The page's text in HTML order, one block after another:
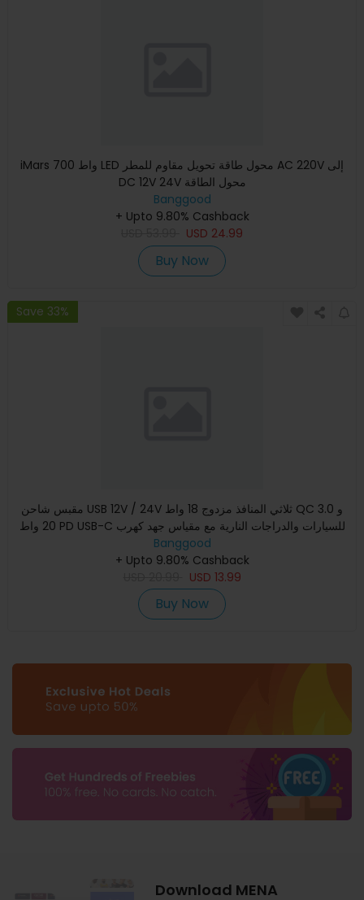
iMars 700 واط LED محول طاقة تحويل مقاوم للمطر AC 220V إلى
DC 12V 24V محول الطاقة
Banggood
+ Upto 9.80% Cashback
USD 24.99
Buy Now
Save 33%
مقبس شاحن USB 12V / 24V ثلاثي المنافذ مزدوج 18 واط QC 3.0 و
20 واط PD USB-C للسيارات والدراجات النارية مع مقياس جهد كهرب
Banggood
+ Upto 9.80% Cashback
USD 13.99
Buy Now
Download MENA